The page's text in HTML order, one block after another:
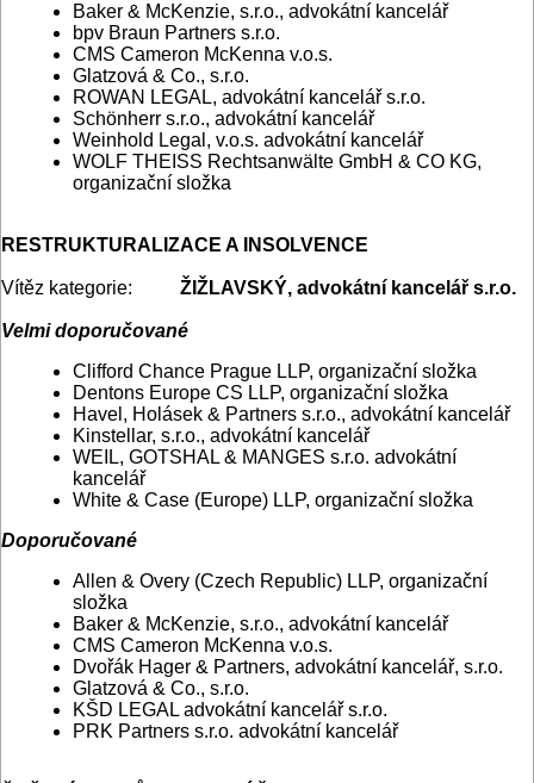
Baker & McKenzie, s.r.o., advokátní kancelář
bpv Braun Partners s.r.o.
CMS Cameron McKenna v.o.s.
Glatzová & Co., s.r.o.
ROWAN LEGAL, advokátní kancelář s.r.o.
Schönherr s.r.o., advokátní kancelář
Weinhold Legal, v.o.s. advokátní kancelář
WOLF THEISS Rechtsanwälte GmbH & CO KG,
organizační složka
RESTRUKTURALIZACE A INSOLVENCE
Vítěz kategorie: ŽIŽLAVSKÝ, advokátní kancelář s.r.o.
Velmi doporučované
Clifford Chance Prague LLP, organizační složka
Dentons Europe CS LLP, organizační složka
Havel, Holásek & Partners s.r.o., advokátní kancelář
Kinstellar, s.r.o., advokátní kancelář
WEIL, GOTSHAL & MANGES s.r.o. advokátní
kancelář
White & Case (Europe) LLP, organizační složka
Doporučované
Allen & Overy (Czech Republic) LLP, organizační
složka
Baker & McKenzie, s.r.o., advokátní kancelář
CMS Cameron McKenna v.o.s.
Dvořák Hager & Partners, advokátní kancelář, s.r.o.
Glatzová & Co., s.r.o.
KŠD LEGAL advokátní kancelář s.r.o.
PRK Partners s.r.o. advokátní kancelář